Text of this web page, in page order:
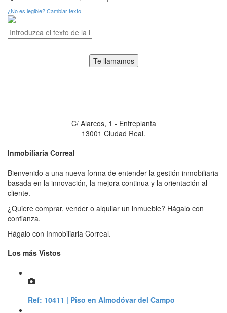
¿No es legible? Cambiar texto
Te llamamos
C/ Alarcos, 1 - Entreplanta
13001 Ciudad Real.
Inmobiliaria Correal
Bienvenido a una nueva forma de entender la gestión inmobiliaria
basada en la innovación, la mejora continua y la orientación al
cliente.
¿Quiere comprar, vender o alquilar un inmueble? Hágalo con
confianza.
Hágalo con Inmobiliaria Correal.
Los más Vistos
Ref: 10411 | Piso en Almodóvar del Campo